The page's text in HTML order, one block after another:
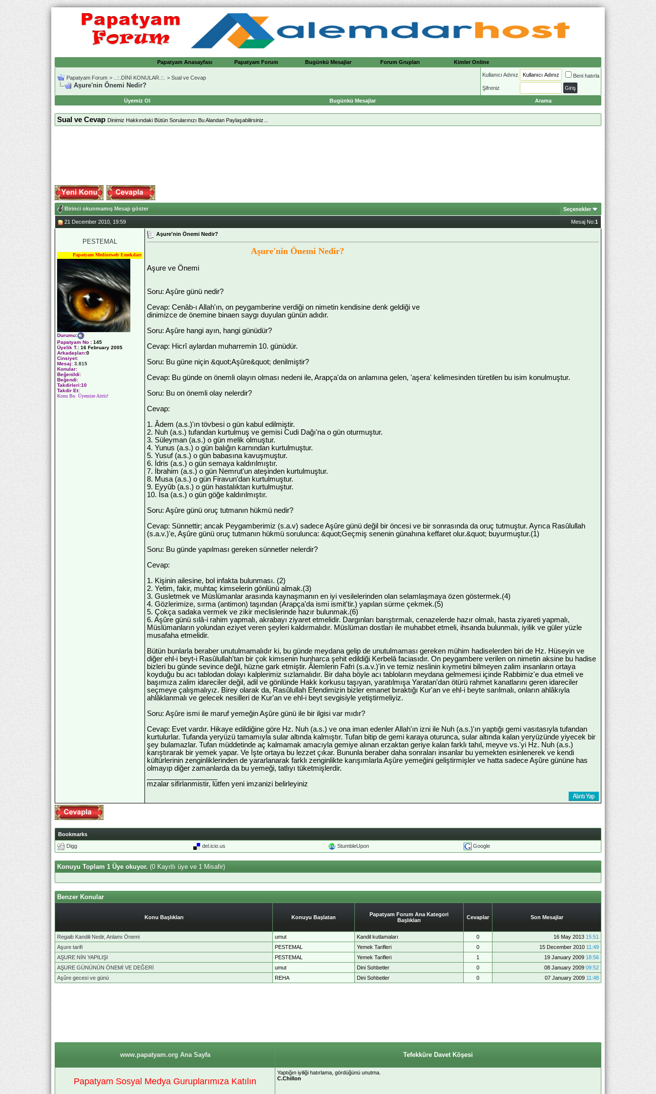
Papatyam Anasayfası Papatyam Forum Bugünkü Mesajlar Forum Grupları Kimler Online
Papatyam Forum > ..::.DİNİ KONULAR.::. > Sual ve Cevap
Aşure'nin Önemi Nedir?
Kullanıcı Adınız Beni hatırla
Şifreniz
Üyemiz Ol Bugünkü Mesajlar Arama
Sual ve Cevap Dinimiz Hakkındaki Bütün Sorularınızı Bu Alandan Paylaşabilirsiniz...
Birinci okunmamış Mesajı göster Seçenekler
21 December 2010, 19:59 Mesaj No:1
PESTEMAL
Papatyam Medineweb Emekdarı
Durumu:
Papatyam No : 145
Üyelik T.: 16 February 2005
Arkadaşları:0
Cinsiyet:
Mesaj: 3.815
Konular:
Beğenildi:
Beğendi:
Takdirleri:10
Takdir Et:
Konu Bu Üyemize Aittir!
Aşure'nin Önemi Nedir?
Aşure'nin Önemi Nedir?
Aşure ve Önemi
Soru: Aşûre günü nedir?
Cevap: Cenâb-ı Allah'ın, on peygamberine verdiği on nimetin kendisine denk geldiği ve
dinimizce de önemine binaen saygı duyulan günün adıdır.
Soru: Aşûre hangi ayın, hangi günüdür?
Cevap: Hicrî aylardan muharremin 10. günüdür.
Soru: Bu güne niçin &quot;Aşûre&quot; denilmiştir?
Cevap: Bu günde on önemli olayın olması nedeni ile, Arapça'da on anlamına gelen, 'aşera' kelimesinden türetilen bu isim konulmuştur.
Soru: Bu on önemli olay nelerdir?
Cevap:
1. Âdem (a.s.)'ın tövbesi o gün kabul edilmiştir.
2. Nuh (a.s.) tufandan kurtulmuş ve gemisi Cudi Dağı'na o gün oturmuştur.
3. Süleyman (a.s.) o gün melik olmuştur.
4. Yunus (a.s.) o gün balığın karnından kurtulmuştur.
5. Yusuf (a.s.) o gün babasına kavuşmuştur.
6. İdris (a.s.) o gün semaya kaldırılmıştır.
7. İbrahim (a.s.) o gün Nemrut'un ateşinden kurtulmuştur.
8. Musa (a.s.) o gün Firavun'dan kurtulmuştur.
9. Eyyûb (a.s.) o gün hastalıktan kurtulmuştur.
10. İsa (a.s.) o gün göğe kaldırılmıştır.
Soru: Aşûre günü oruç tutmanın hükmü nedir?
Cevap: Sünnettir; ancak Peygamberimiz (s.a.v) sadece Aşûre günü değil bir öncesi ve bir sonrasında da oruç tutmuştur. Ayrıca Rasûlullah
(s.a.v.)'e, Aşûre günü oruç tutmanın hükmü sorulunca: &quot;Geçmiş senenin günahına keffaret olur.&quot; buyurmuştur.(1)
Soru: Bu günde yapılması gereken sünnetler nelerdir?
Cevap:
1. Kişinin ailesine, bol infakta bulunması. (2)
2. Yetim, fakir, muhtaç kimselerin gönlünü almak.(3)
3. Gusletmek ve Müslümanlar arasında kaynaşmanın en iyi vesilelerinden olan selamlaşmaya özen göstermek.(4)
4. Gözlerimize, sırma (antimon) taşından (Arapça'da ismi ismit'tir.) yapılan sürme çekmek.(5)
5. Çokça sadaka vermek ve zikir meclislerinde hazır bulunmak.(6)
6. Aşûre günü sılâ-i rahim yapmalı, akrabayı ziyaret etmelidir. Dargınları barıştırmalı, cenazelerde hazır olmalı, hasta ziyareti yapmalı,
Müslümanların yolundan eziyet veren şeyleri kaldırmalıdır. Müslüman dostları ile muhabbet etmeli, ihsanda bulunmalı, iyilik ve güler yüzle
musafaha etmelidir.
Bütün bunlarla beraber unutulmamalıdır ki, bu günde meydana gelip de unutulmaması gereken mühim hadiselerden biri de Hz. Hüseyin ve
diğer ehl-i beyt-i Rasûlullah'tan bir çok kimsenin hunharca şehit edildiği Kerbelâ faciasıdır. On peygambere verilen on nimetin aksine bu hadise
bizleri bu günde sevince değil, hüzne gark etmiştir. Âlemlerin Fafri (s.a.v.)'in ve temiz neslinin kıymetini bilmeyen zalim insanların ortaya
koyduğu bu acı tablodan dolayı kalplerimiz sızlamalıdır. Bir daha böyle acı tabloların meydana gelmemesi içinde Rabbimiz'e dua etmeli ve
başımıza zalim idareciler değil, adil ve gönlünde Hakk korkusu taşıyan, yaratılmışa Yaratan'dan ötürü rahmet kanatlarını geren idareciler
seçmeye çalışmalıyız. Birey olarak da, Rasûlullah Efendimizin bizler emanet bıraktığı Kur'an ve ehl-i beyte sarılmalı, onların ahlâkıyla
ahlâklanmalı ve gelecek nesilleri de Kur'an ve ehl-i beyt sevgisiyle yetiştirmeliyiz.
Soru: Aşûre ismi ile maruf yemeğin Aşûre günü ile bir ilgisi var mıdır?
Cevap: Evet vardır. Hikaye edildiğine göre Hz. Nuh (a.s.) ve ona iman edenler Allah'ın izni ile Nuh (a.s.)'ın yaptığı gemi vasıtasıyla tufandan
kurtulurlar. Tufanda yeryüzü tamamıyla sular altında kalmıştır. Tufan bitip de gemi karaya oturunca, sular altında kalan yeryüzünde yiyecek bir
şey bulamazlar. Tufan müddetinde aç kalmamak amacıyla gemiye alınan erzaktan geriye kalan farklı tahıl, meyve vs.'yi Hz. Nuh (a.s.)
karıştırarak bir yemek yapar. Ve İşte ortaya bu lezzet çıkar. Bununla beraber daha sonraları insanlar bu yemekten esinlenerek ve kendi
kültürlerinin zenginliklerinden de yararlanarak farklı zenginlikte karışımlarla Aşûre yemeğini geliştirmişler ve hatta sadece Aşûre gününe has
olmayıp diğer zamanlarda da bu yemeği, tatlıyı tüketmişlerdir.
mzalar sifirlanmistir, lütfen yeni imzanizi belirleyiniz
Bookmarks
Digg
del.icio.us StumbleUpon Google
Konuyu Toplam 1 Üye okuyor. (0 Kayıtlı üye ve 1 Misafir)
Benzer Konular
Konu Başlıkları Konuyu Başlatan
Papatyam Forum Ana Kategori
Başlıkları
Cevaplar Son Mesajlar
Regaib Kandili Nedir, Anlamı Önemi umut Kandil kutlamaları 0 16 May 2013 15:51
Aşure tarifi
PESTEMAL Yemek Tarifleri 0 15 December 2010 11:49
AŞURE NİN YAPILIŞI
PESTEMAL Yemek Tarifleri 1 19 January 2009 18:56
AŞURE GÜNÜNÜN ÖNEMİ VE DEĞERİ
umut Dini Sohbetler 0 08 January 2009 09:52
Aşûre gecesi ve günü
REHA Dini Sohbetler 0 07 January 2009 11:48
www.papatyam.org Ana Sayfa Tefekküre Davet Köşesi
Papatyam Sosyal Medya Guruplarımıza Katılın
Yaptığın iyiliği hatırlama, gördüğünü unutma.
C.Chillon